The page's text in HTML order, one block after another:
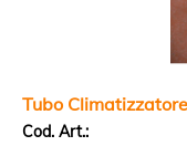
Tubo
Cod. Art.: